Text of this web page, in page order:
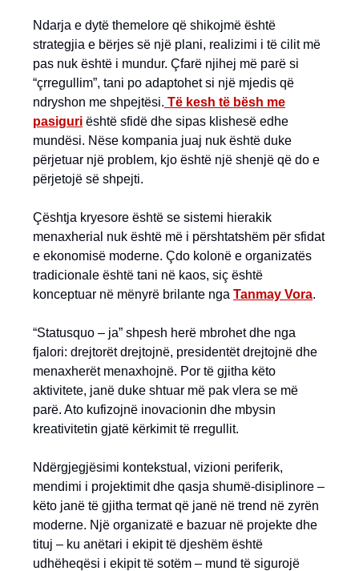
Ndarja e dytë themelore që shikojmë është
strategjia e bërjes së një plani, realizimi i të cilit më
pas nuk është i mundur. Çfarë njihej më parë si
“çrregullim”, tani po adaptohet si një mjedis që
ndryshon me shpejtësi. Të kesh të bësh me
pasiguri është sfidë dhe sipas klishesë edhe
mundësi. Nëse kompania juaj nuk është duke
përjetuar një problem, kjo është një shenjë që do e
përjetojë së shpejti.
Çështja kryesore është se sistemi hierakik
menaxherial nuk është më i përshtatshëm për sfidat
e ekonomisë moderne. Çdo kolonë e organizatës
tradicionale është tani në kaos, siç është
konceptuar në mënyrë brilante nga Tanmay Vora.
“Statusquo – ja” shpesh herë mbrohet dhe nga
fjalori: drejtorët drejtojnë, presidentët drejtojnë dhe
menaxherët menaxhojnë. Por të gjitha këto
aktivitete, janë duke shtuar më pak vlera se më
parë. Ato kufizojnë inovacionin dhe mbysin
kreativitetin gjatë kërkimit të rregullit.
Ndërgjegjësimi kontekstual, vizioni periferik,
mendimi i projektimit dhe qasja shumë-disiplinore –
këto janë të gjitha termat që janë në trend në zyrën
moderne. Një organizatë e bazuar në projekte dhe
tituj – ku anëtari i ekipit të djeshëm është
udhëheqësi i ekipit të sotëm – mund të sigurojë